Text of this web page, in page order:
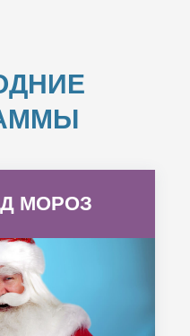
МОРОЗ